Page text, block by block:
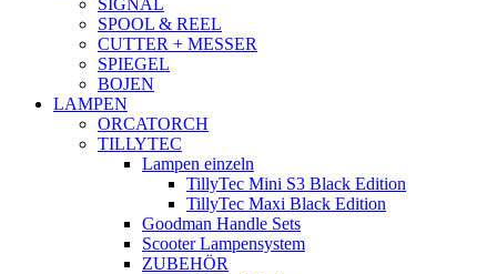
SIGNAL
SPOOL & REEL
CUTTER + MESSER
SPIEGEL
BOJEN
LAMPEN
ORCATORCH
TILLYTEC
Lampen einzeln
TillyTec Mini S3 Black Edition
TillyTec Maxi Black Edition
Goodman Handle Sets
Scooter Lampensystem
ZUBEHÖR